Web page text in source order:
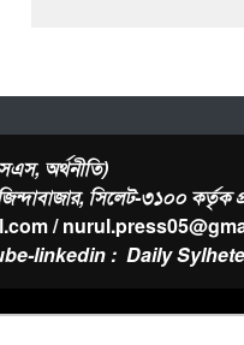
অর্থনীতি)
সিলেট-৩১০০ কর্তৃক
/
linkedin : Daily